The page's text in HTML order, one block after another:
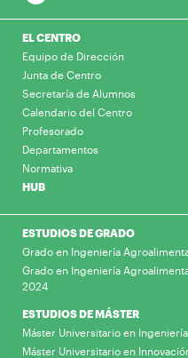
EL CENTRO
Equipo de Dirección
Junta de Centro
Secretaría de Alumnos
Calendario del Centro
Profesorado
Departamentos
Normativa
HUB
ESTUDIOS DE GRADO
Grado en Ingeniería
Grado en Ingeniería
2024
ESTUDIOS DE MÁSTER
Máster Universitario en
Máster Universitario en